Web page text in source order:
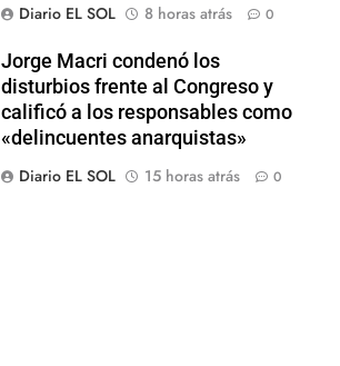
Diario EL SOL
8 horas atrás 0
Jorge Macri condenó los
disturbios frente al Congreso y
calificó a los responsables como
«delincuentes anarquistas»
Diario EL SOL
15 horas atrás 0